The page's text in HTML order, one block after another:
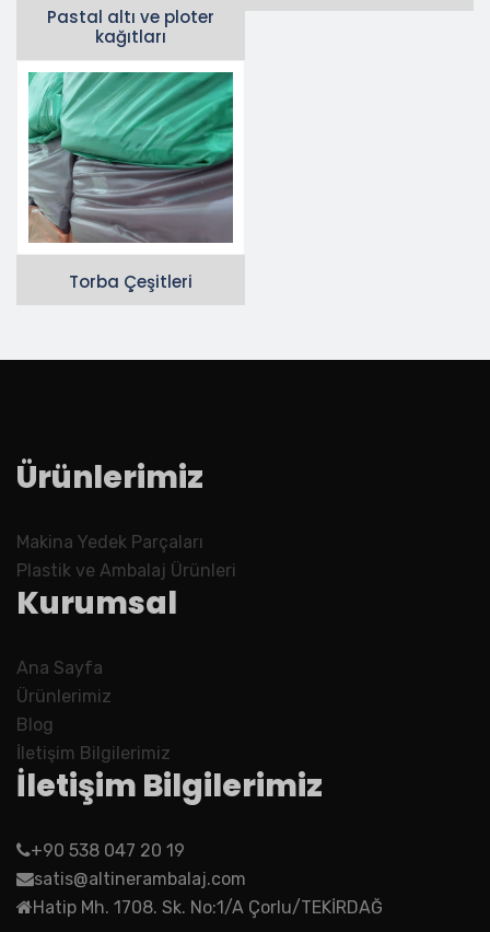
Pastal altı ve ploter
kağıtları
Torba Çeşitleri
Ürünlerimiz
Makina Yedek Parçaları
Plastik ve Ambalaj Ürünleri
Kurumsal
Ana Sayfa
Ürünlerimiz
Blog
İletişim Bilgilerimiz
İletişim Bilgilerimiz
+90 538 047 20 19
satis@altinerambalaj.com
Hatip Mh. 1708. Sk. No:1/A Çorlu/TEKİRDAĞ